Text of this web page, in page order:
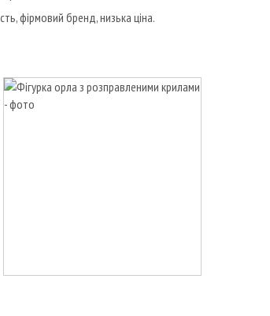
фірмовий бренд, низька ціна.